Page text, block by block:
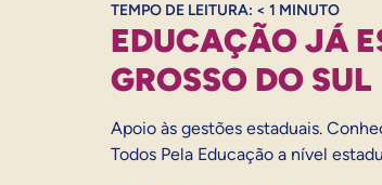
TEMPO DE LEITURA: < 1 MINUTO
EDUCAÇÃO JÁ
GROSSO DO SUL
Apoio às gestões estaduais.
Todos Pela Educação a nível